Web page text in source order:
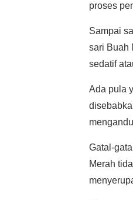
proses
Sampai
sari Buah
sedatif
Ada pula
Gatal-
Merah